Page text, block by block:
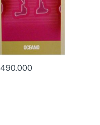
490.000